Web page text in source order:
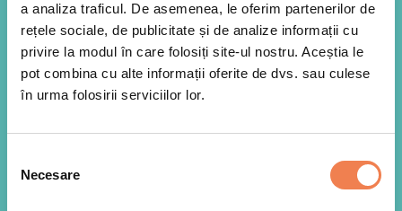
a analiza traficul. De asemenea, le oferim partenerilor de
rețele sociale, de publicitate și de analize informații cu
privire la modul în care folosiți site-ul nostru. Aceștia le
pot combina cu alte informații oferite de dvs. sau culese
în urma folosirii serviciilor lor.
consimțământului
Necesare